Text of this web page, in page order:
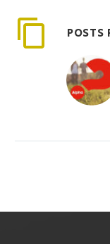
POSTS